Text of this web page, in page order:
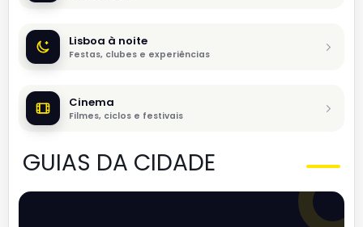
Lisboa à noite
Festas, clubes e experiências
Cinema
Filmes, ciclos e festivais
GUIAS DA CIDADE